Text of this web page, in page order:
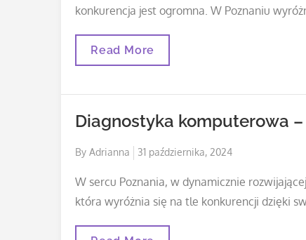
konkurencja jest ogromna. W Poznaniu
Serwis
Warto
Przed
Sezonem?
Read More
Diagnostyka komputerowa
By Adrianna
Posted
31 października, 2024
W sercu Poznania, w dynamicznie
która wyróżnia się na tle konkurencji dzięki